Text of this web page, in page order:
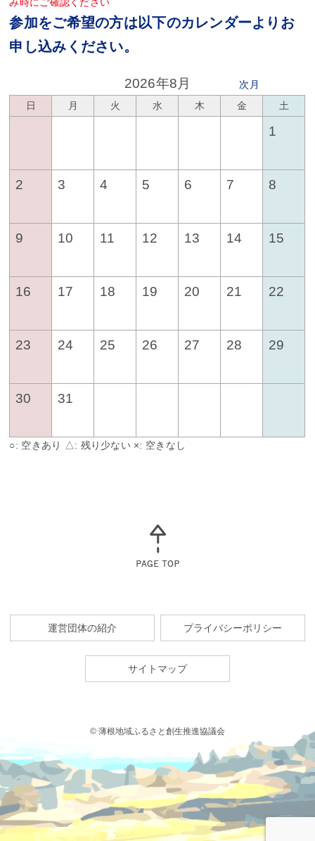
参加をご希望の方は以下のカレンダーよりお
申し込みください。
2026年8月
次月
日
月 火 水 木 金 土
1
2 3 4 5 6 7 8
9 10 11 12 13 14 15
16 17 18 19 20 21 22
23 24 25 26 27 28 29
30 31
○: 空きあり △: 残り少ない ×: 空きなし
運営団体の紹介 プライバシーポリシー
サイトマップ
© 薄根地域ふるさと創生推進協議会